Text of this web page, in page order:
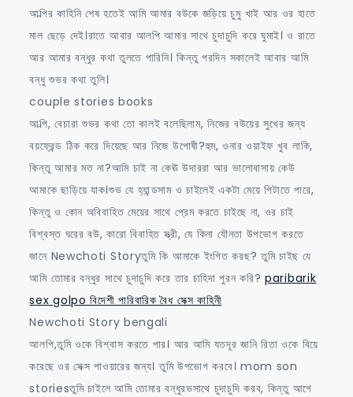
আল্পির কাহিনি শেষ হতেই আমি আমার বউকে জড়িয়ে চুমু খাই আর ওর হাতে
মাল ছেড়ে দেই।রাতে আবার আলপি আমার সাথে চুদাচুদি করে ঘুমাই। ও রাতে
আর আমার বন্ধুর কথা তুলতে পারিনি। কিন্তু পরদিন সকালেই আবার আমি
বন্ধু শুভর কথা তুলি।
couple stories books
আল্পি, বেচারা শুভর কথা তো কালই বলেছিলাম, নিজের বউয়ের সুখের জন্য
বয়ফ্রেন্ড ঠিক করে দিয়েছে আর নিজে উপোষী?হুম, ওনার ওয়াইফ খুব লাকি,
কিন্তু আমার মত না?আমি চাই না কেঊ উদাররা আর ভালোবাসায় কেউ
আমাকে ছাড়িয়ে যাক।শুভ যে হ্যান্ডসাম ও চাইলেই একটা মেয়ে পিটাতে পারে,
কিন্তু ও কোন অবিবাহিত মেয়ের সাথে প্রেম করতে চাইছে না, ওর চাই
বিশ্বস্ত ঘরের বউ, কারো বিবাহিত স্ত্রী, যে কিনা যৌনতা উপভোগ করতে
জানে Newchoti Storyতুমি কি আমাকে ইংগিত করছ? তুমি চাইছ যে
আমি তোমার বন্ধুর সাথে চুদাচুদি করে তার চাহিদা পুরন করি?paribarik
sex golpo বিদেশী পারিবারিক বৈধ সেক্স কাহিনী
Newchoti Story bengali
আলপি,তুমি ওকে বিশ্বাস করতে পার। আর আমি যতদূর জানি রিতা ওকে বিয়ে
করেছে ওর সেক্স পাওয়ারের জন্য। তুমি উপভোগ করবে। mom son
storiesতুমি চাইলে আমি তোমার বন্ধুরভসাথে চুদাচুদি করব, কিন্তু আগে